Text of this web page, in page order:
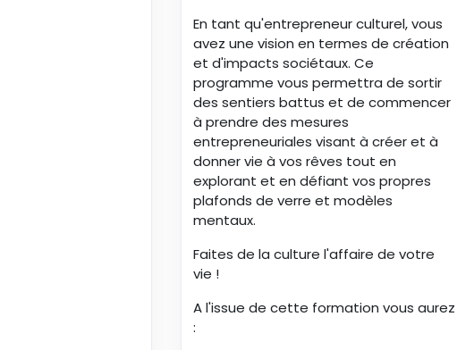
En tant qu'entrepreneur culturel, vous
avez une vision en termes de création
et d'impacts sociétaux. Ce
programme vous permettra de sortir
des sentiers battus et de commencer
à prendre des mesures
entrepreneuriales visant à créer et à
donner vie à vos rêves tout en
explorant et en défiant vos propres
plafonds de verre et modèles
mentaux.
Faites de la culture l'affaire de votre
vie !
A l'issue de cette formation vous aurez
: